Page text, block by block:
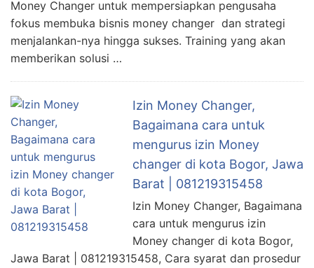
Money Changer untuk mempersiapkan pengusaha
fokus membuka bisnis money changer dan strategi
menjalankan-nya hingga sukses. Training yang akan
memberikan solusi …
Izin Money Changer,
Bagaimana cara untuk
mengurus izin Money
changer di kota Bogor, Jawa
Barat | 081219315458
Izin Money Changer, Bagaimana
cara untuk mengurus izin
Money changer di kota Bogor,
Jawa Barat | 081219315458, Cara syarat dan prosedur